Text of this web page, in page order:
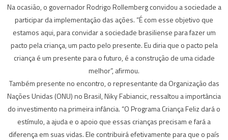
Na ocasião, o governador Rodrigo Rollemberg convidou a sociedade a
participar da implementação das ações. “É com esse objetivo que
estamos aqui, para convidar a sociedade brasiliense para fazer um
pacto pela criança, um pacto pelo presente. Eu diria que o pacto pela
criança é um presente para o futuro, é a construção de uma cidade
melhor”, afirmou.
Também presente no encontro, o representante da Organização das
Nações Unidas (ONU) no Brasil, Niky Fabiancic, ressaltou a importância
do investimento na primeira infância. “O Programa Criança Feliz dará o
estímulo, a ajuda e o apoio que essas crianças precisam e fará a
diferença em suas vidas. Ele contribuirá efetivamente para que o país